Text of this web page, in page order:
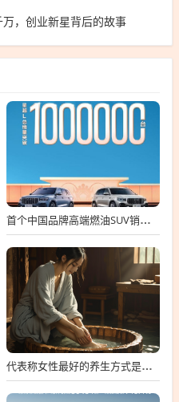
，创业新星背后的故事
首个中国品牌高端燃油SUV销冠！吉利星越L总销量破100万台
代表称女性最好的养生方式是保暖：可用干姜、红花、艾叶泡脚